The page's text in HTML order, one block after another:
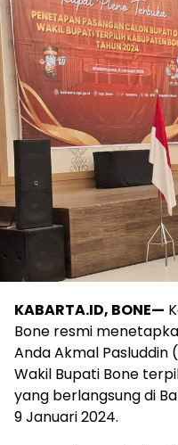
KABARTA.ID, BONE—
Bone resmi
Anda Akmal Pasluddin
Wakil Bupati Bone
yang berlangsung di
9 Januari 2024.